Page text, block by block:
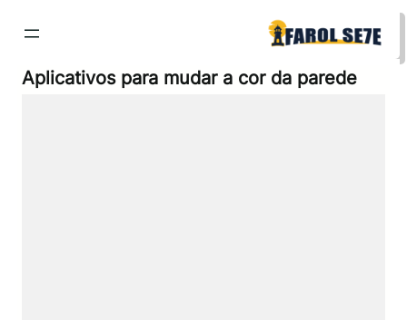
para
conteúdo
Aplicativos para mudar a cor da parede